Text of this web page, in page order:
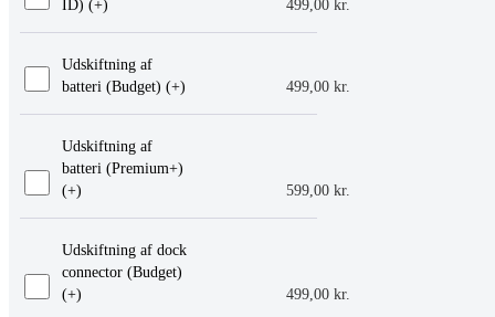
ID) (+
499,00 kr.
)
Udskiftning af
batteri (Budget) (+
499,00 kr.
)
Udskiftning af
batteri (Premium+)
(+
599,00 kr.
)
Udskiftning af dock
connector (Budget)
(+
499,00 kr.
)